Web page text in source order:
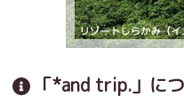
「*and trip.」に